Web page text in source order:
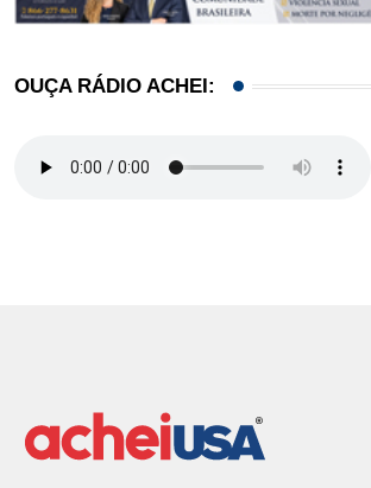
OUÇA RÁDIO ACHEI: